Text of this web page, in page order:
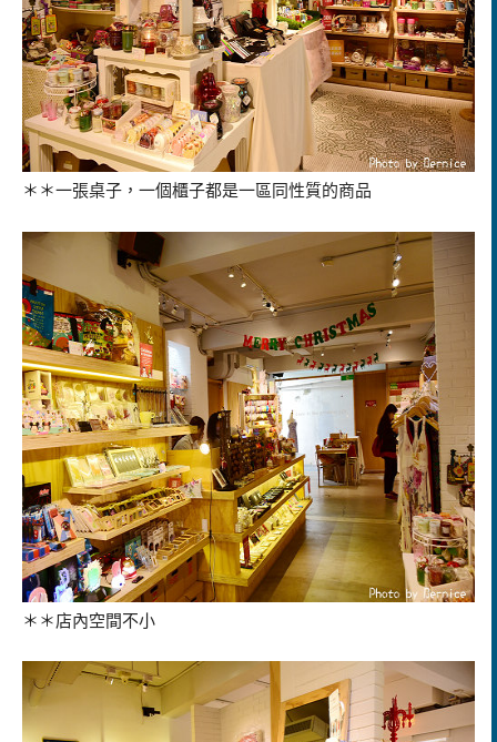
＊＊一張桌子，一個櫃子都是一區同性質的商品
＊＊店內空間不小